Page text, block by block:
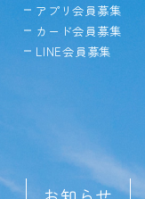
アプリ会員募集
カード会員募集
LINE会員募集